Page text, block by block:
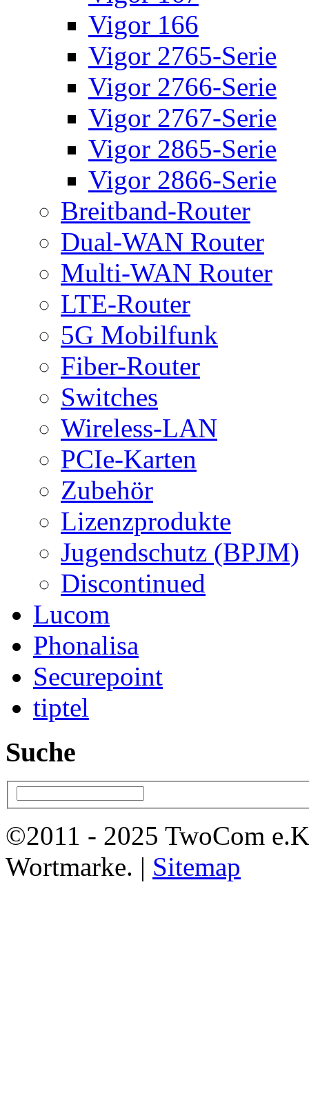
Vigor 166
Vigor 2765-Serie
Vigor 2766-Serie
Vigor 2767-Serie
Vigor 2865-Serie
Vigor 2866-Serie
Breitband-Router
Dual-WAN Router
Multi-WAN Router
LTE-Router
5G Mobilfunk
Fiber-Router
Switches
Wireless-LAN
PCIe-Karten
Zubehör
Lizenzprodukte
Jugendschutz (BPJM)
Discontinued
Lucom
Phonalisa
Securepoint
tiptel
Suche
©2011 - 2025 TwoCom
Wortmarke. | Sitemap